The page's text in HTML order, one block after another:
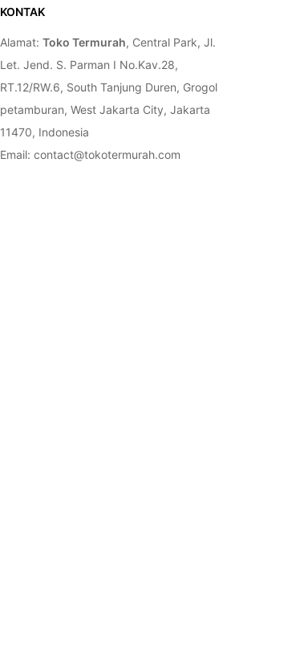
KONTAK
Alamat: Toko Termurah, Central Park, Jl.
Let. Jend. S. Parman I No.Kav.28,
RT.12/RW.6, South Tanjung Duren, Grogol
petamburan, West Jakarta City, Jakarta
11470, Indonesia
Email: contact@tokotermurah.com